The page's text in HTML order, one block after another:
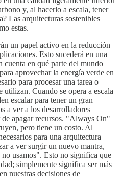
y, al hacerlo a escala, tener
Las arquitecturas sostenibles
estas.
un papel activo en la reducción
Esto sucederá en una
cuenta en qué parte del mundo
aprovechar la energía verde en
para procesar una tarea o
Cuando se opera a escala
escalar para tener un gran
a ver a los desarrolladores
apagar recursos. "Always On"
pero tiene un costo. Al
para una arquitectura
a ver surgir un nuevo mantra,
usamos". Esto no significa que
simplemente significa ser más
nuestras decisiones de